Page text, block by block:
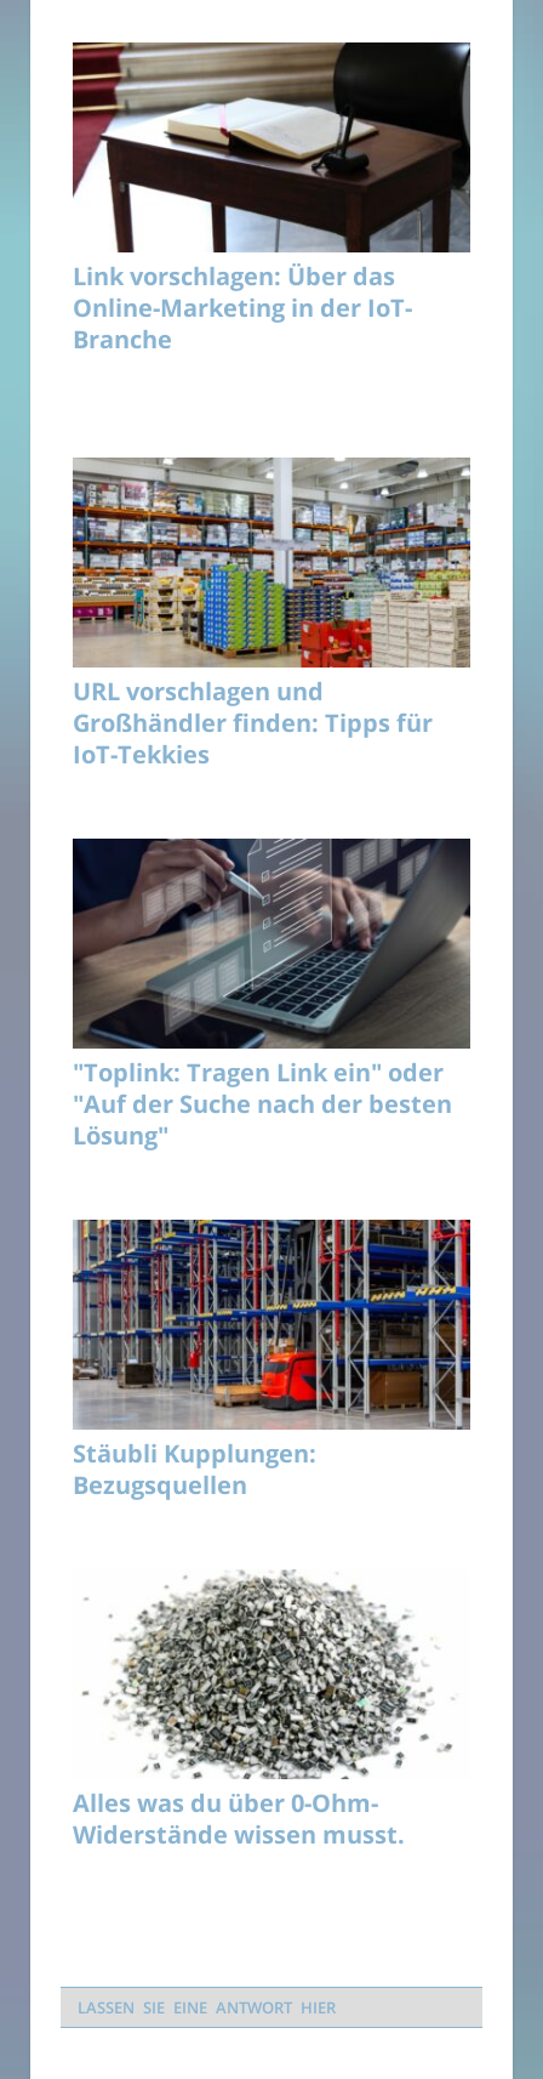
Link vorschlagen: Über das
Online-Marketing in der IoT-
Branche
URL vorschlagen und
Großhändler finden: Tipps für
IoT-Tekkies
"Toplink: Tragen Link ein" oder
"Auf der Suche nach der besten
Lösung"
Stäubli Kupplungen:
Bezugsquellen
Alles was du über 0-Ohm-
Widerstände wissen musst.
LASSEN SIE EINE ANTWORT HIER